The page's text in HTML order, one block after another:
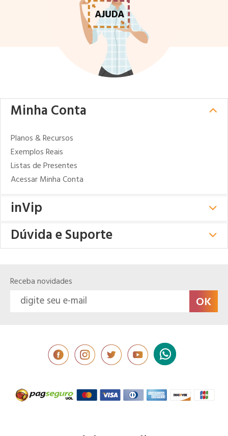
Minha Conta
Planos & Recursos
Exemplos Reais
Listas de Presentes
Acessar Minha Conta
inVip
Dúvida e Suporte
Receba novidades